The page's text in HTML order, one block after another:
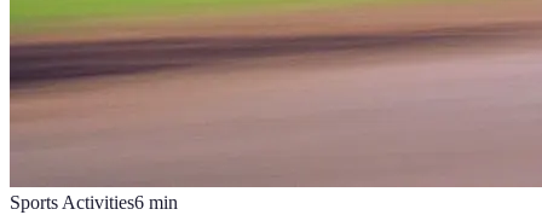
Sports Activities6 min